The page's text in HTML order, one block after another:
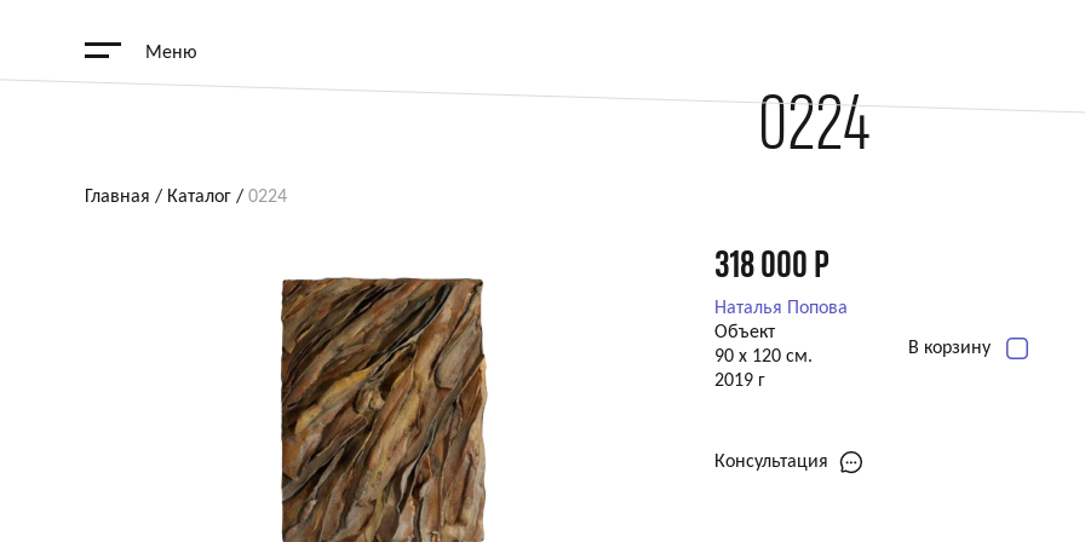
Меню
0224
Главная / Каталог / 0224
318 000 Р
Наталья Попова
Объект
90 х 120 см.
2019 г
В корзину
Консультация